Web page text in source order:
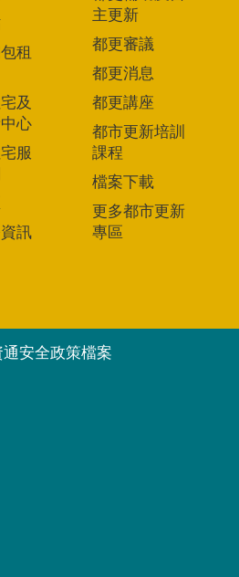
租
及
心
服
訊
主更新
都更審議
都更消息
都更講座
都市更新培訓
課程
檔案下載
更多都市更新
專區
通安全政策檔案